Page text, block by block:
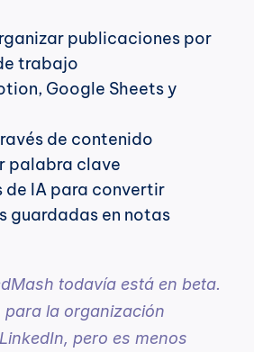
publicaciones por
trabajo
Google Sheets y
de contenido
palabra clave
de IA para convertir
guardadas en notas
todavía está en beta.
para la organización
pero es menos